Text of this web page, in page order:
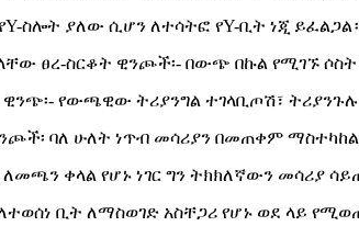
የY-ስሎት ያለው ሲሆን ለተሳትፎ የY-ቢት ነጂ
ፀረ-ስርቆት ዊንጮች፡- በውጭ በኩል የሚገኙ
ዊንጭ፡- የውጫዊው ትሪያንግል ተገላቢጦሽ፣
ባለ ሁለት ነጥብ መሳሪያን በመጠቀም
ለመጫን ቀላል የሆኑ ነገር ግን ትክክለኛውን
ቢት ለማስወገድ አስቸጋሪ የሆኑ ወደ ላይ